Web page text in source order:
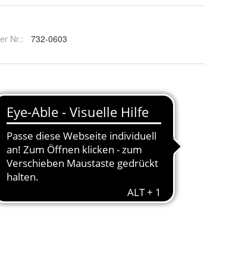
Nr.: 732-0603